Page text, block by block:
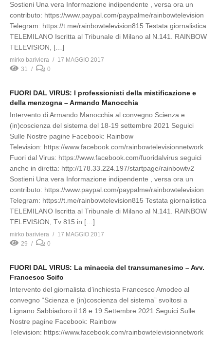
Sostieni Una vera Informazione indipendente , versa ora un
contributo: https://www.paypal.com/paypalme/rainbowtelevision
Telegram: https://t.me/rainbowtelevision815 Testata giornalistica
TELEMILANO Iscritta al Tribunale di Milano al N.141. RAINBOW
TELEVISION, […]
mirko bariviera
17 MAGGIO 2017
31
0
FUORI DAL VIRUS: I professionisti della mistificazione e
della menzogna – Armando Manocchia
Intervento di Armando Manocchia al convegno Scienza e
(in)coscienza del sistema del 18-19 settembre 2021 Seguici
Sulle Nostre pagine Facebook: Rainbow
Television: https://www.facebook.com/rainbowtelevisionnetwork
Fuori dal Virus: https://www.facebook.com/fuoridalvirus seguici
anche in diretta: http://178.33.224.197/startpage/rainbowtv2
Sostieni Una vera Informazione indipendente , versa ora un
contributo: https://www.paypal.com/paypalme/rainbowtelevision
Telegram: https://t.me/rainbowtelevision815 Testata giornalistica
TELEMILANO Iscritta al Tribunale di Milano al N.141. RAINBOW
TELEVISION, Tv 815 in […]
mirko bariviera
17 MAGGIO 2017
29
0
FUORI DAL VIRUS: La minaccia del transumanesimo – Avv.
Francesco Scifo
Intervento del giornalista d’inchiesta Francesco Amodeo al
convegno “Scienza e (in)coscienza del sistema” svoltosi a
Lignano Sabbiadoro il 18 e 19 Settembre 2021 Seguici Sulle
Nostre pagine Facebook: Rainbow
Television: https://www.facebook.com/rainbowtelevisionnetwork